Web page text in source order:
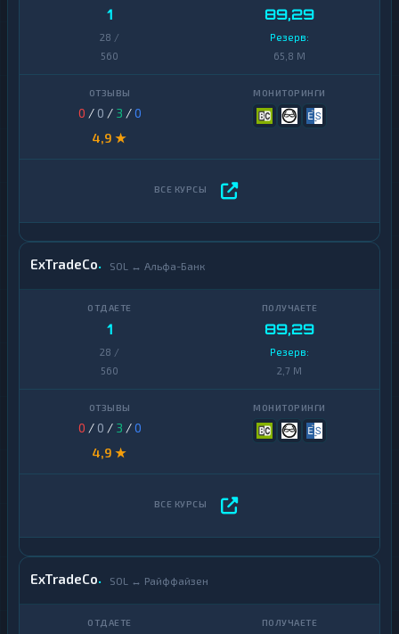
1
28 /
560
89,29
Резерв:
65,8 M
0 / 0 / 3 /0
4,9 ★
ExTradeCo SOL ↔ Альфа-Банк
1
28 /
560
89,29
Резерв:
2,7 M
0 / 0 / 3 /0
4,9 ★
ExTradeCo SOL ↔ Райффайзен